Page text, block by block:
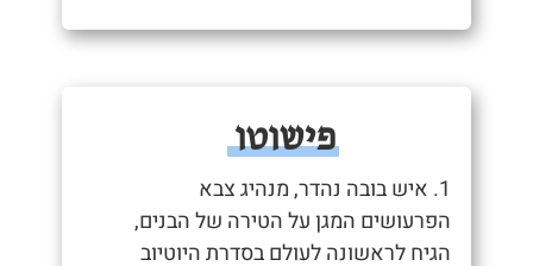
פישוטו
1. איש בובה נהדר, מנהיג צבא
הפרעושים המגן על הטירה של הבנים,
הגיח לראשונה לעולם בסדרת היוטיוב